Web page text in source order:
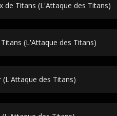
Titans (L'Attaque des Titans)
(L'Attaque des Titans)
(L'Attaque des Titans)